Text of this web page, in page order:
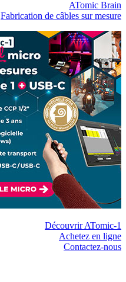
ATomic Brain
Fabrication de câbles sur mesure
Découvrir ATomic-1
Achetez en ligne
Contactez-nous